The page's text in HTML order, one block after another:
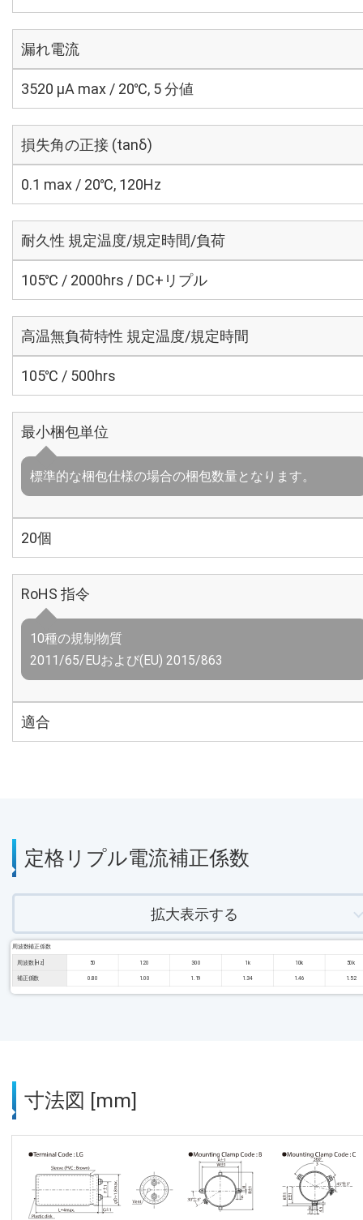
漏れ電流
3520 μA max / 20℃, 5 分値
損失角の正接 (tanδ)
0.1 max / 20℃, 120Hz
耐久性 規定温度/規定時間/負荷
105℃ / 2000hrs / DC+リプル
高温無負荷特性 規定温度/規定時間
105℃ / 500hrs
最小梱包単位
標準的な梱包仕様の場合の梱包数量となります。
20個
RoHS 指令
10種の規制物質
2011/65/EUおよび(EU) 2015/863
適合
定格リプル電流補正係数
拡大表示する
周波数補正係数
周波数 [Hz] 50 120 300 1k 10k 50k
補正係数 0.80 1.00 1.19 1.34 1.46 1.52
寸法図 [mm]